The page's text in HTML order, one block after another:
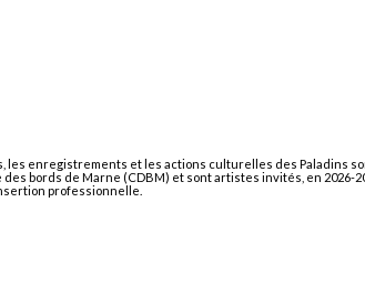
les enregistrements et les actions culturelles des Paladins
bords de Marne (CDBM) et sont artistes invités, en 2026-
professionnelle.